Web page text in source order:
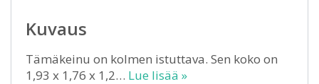
Kuvaus
Tämäkeinu on kolmen istuttava. Sen koko on
1,93 x 1,76 x 1,2… Lue lisää »